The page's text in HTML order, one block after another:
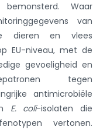
Waar
van
dieren en vlees
EU-niveau, met de
gevoeligheid en
tegen
antimicrobiële
E. coli-isolaten die
fenotypen vertonen.